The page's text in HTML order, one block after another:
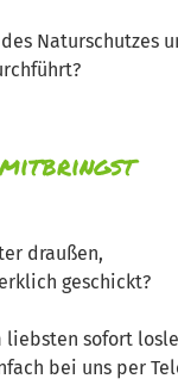
Naturschutzes
draußen,
geschickt?
liebsten sofort
bei uns per